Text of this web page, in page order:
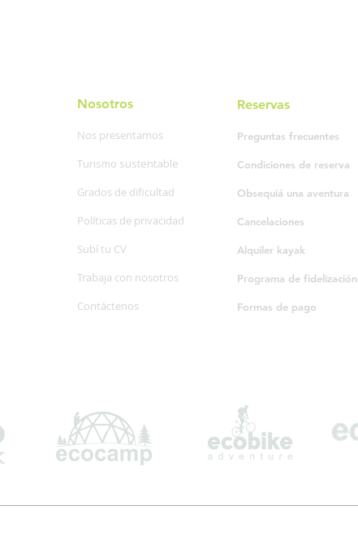
Nosotros
Nos presentamos
Turismo sustentable
Grados de dificultad
Políticas de privacidad
Subí tu CV
Trabaja con nosotros
Contáctenos
Reservas
Preguntas frecuentes
Condiciones de reserva
Obsequiá una aventura
Cancelaciones
Alquiler kayak
Programa de fidelización
Formas de pago